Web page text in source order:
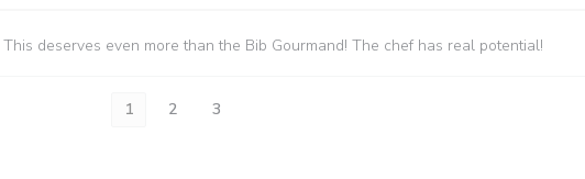
deserves even more than the Bib Gourmand! The chef has real potential!
1 2 3